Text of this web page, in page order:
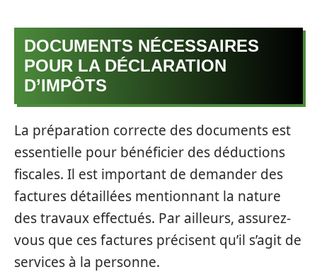
DOCUMENTS NÉCESSAIRES
POUR LA DÉCLARATION
D’IMPÔTS
La préparation correcte des documents est
essentielle pour bénéficier des déductions
fiscales. Il est important de demander des
factures détaillées mentionnant la nature
des travaux effectués. Par ailleurs, assurez-
vous que ces factures précisent qu’il s’agit de
services à la personne.